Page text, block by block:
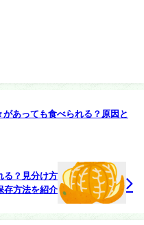
あっても食べられる？原因と
る？見分け方
存方法を紹介